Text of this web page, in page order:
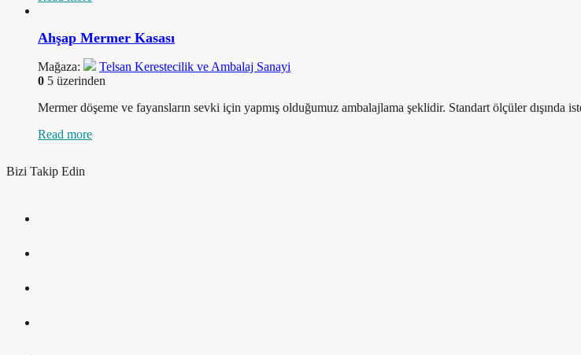
Ahşap Mermer Kasası
Mağaza:
Telsan Kerestecilik ve Ambalaj Sanayi
0 5 üzerinden
Mermer döşeme ve fayansların sevki için yapmış olduğumuz ambalajlama şeklidir. Standart ölçüler dışında
Read more
Bizi Takip Edin